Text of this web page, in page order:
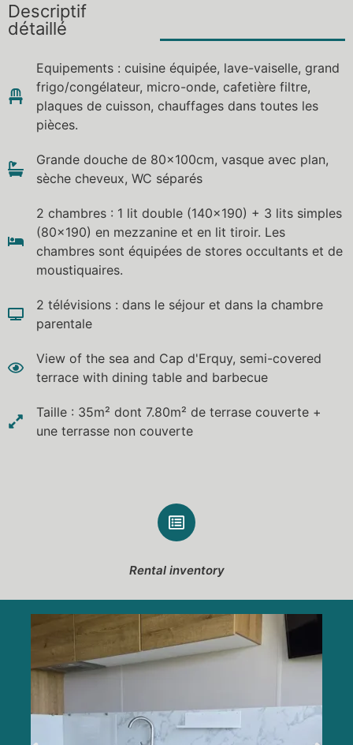
Descriptif
détaillé
Equipements : cuisine équipée, lave-vaiselle, grand
frigo/congélateur, micro-onde, cafetière filtre,
plaques de cuisson, chauffages dans toutes les
pièces.
Grande douche de 80x100cm, vasque avec plan,
sèche cheveux, WC séparés
2 chambres : 1 lit double (140×190) + 3 lits simples
(80×190) en mezzanine et en lit tiroir. Les
chambres sont équipées de stores occultants et de
moustiquaires.
2 télévisions : dans le séjour et dans la chambre
parentale
View of the sea and Cap d'Erquy, semi-covered
terrace with dining table and barbecue
Taille : 35m² dont 7.80m² de terrase couverte +
une terrasse non couverte
Rental inventory